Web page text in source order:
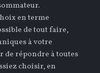
en terme
de tout faire,
à votre
de répondre à toutes
choisir, en